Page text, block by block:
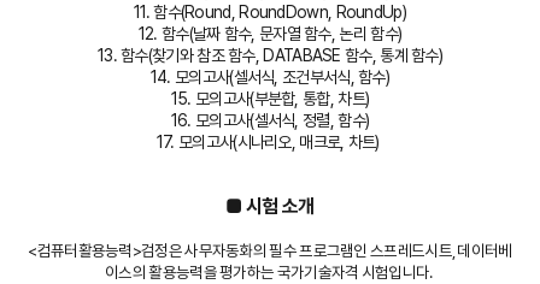
11. 함수(Round, RoundDown, RoundUp)
12. 함수(날짜 함수, 문자열 함수, 논리 함수)
13. 함수(찾기와 참조 함수, DATABASE 함수, 통계 함수)
14. 모의고사(셀서식, 조건부서식, 함수)
15. 모의고사(부분합, 통합, 차트)
16. 모의고사(셀서식, 정렬, 함수)
17. 모의고사(시나리오, 매크로, 차트)
■시험 소개
<컴퓨터활용능력>검정은 사무자동화의 필수 프로그램인 스프레드시트, 데이터베
이스의 활용능력을 평가하는 국가기술자격 시험입니다.